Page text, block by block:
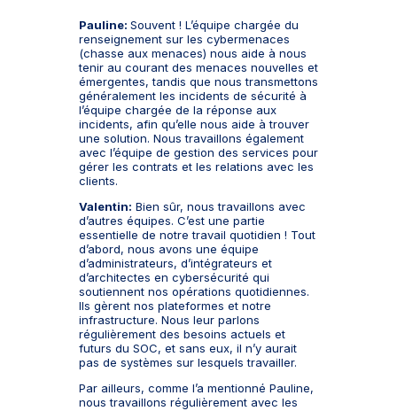
Pauline: Souvent ! L’équipe chargée du
renseignement sur les cybermenaces
(chasse aux menaces) nous aide à nous
tenir au courant des menaces nouvelles et
émergentes, tandis que nous transmettons
généralement les incidents de sécurité à
l’équipe chargée de la réponse aux
incidents, afin qu’elle nous aide à trouver
une solution. Nous travaillons également
avec l’équipe de gestion des services pour
gérer les contrats et les relations avec les
clients.
Valentin: Bien sûr, nous travaillons avec
d’autres équipes. C’est une partie
essentielle de notre travail quotidien ! Tout
d’abord, nous avons une équipe
d’administrateurs, d’intégrateurs et
d’architectes en cybersécurité qui
soutiennent nos opérations quotidiennes.
Ils gèrent nos plateformes et notre
infrastructure. Nous leur parlons
régulièrement des besoins actuels et
futurs du SOC, et sans eux, il n’y aurait
pas de systèmes sur lesquels travailler.
Par ailleurs, comme l’a mentionné Pauline,
nous travaillons régulièrement avec les